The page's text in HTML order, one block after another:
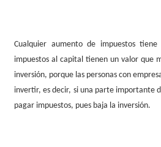
Cualquier aumento de impuestos
impuestos al capital tienen un valor que
inversión, porque las personas con
invertir, es decir, si una parte importante
pagar impuestos, pues baja la inversión.